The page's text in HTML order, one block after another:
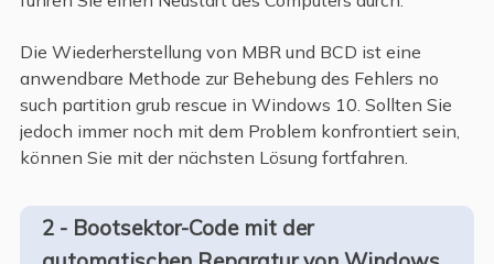
Die Wiederherstellung von MBR und BCD ist eine
anwendbare Methode zur Behebung des Fehlers no
such partition grub rescue in Windows 10. Sollten Sie
jedoch immer noch mit dem Problem konfrontiert sein,
können Sie mit der nächsten Lösung fortfahren.
2 - Bootsektor-Code mit der